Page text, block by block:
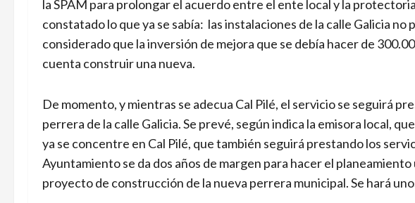
la SPAM para prolongar el acuerdo entre el ente local y la
constatado lo que ya se sabía: las instalaciones de la calle Galicia no
considerado que la inversión de mejora que se debía hacer de
cuenta construir una nueva.
De momento, y mientras se adecua Cal Pilé, el servicio se seguirá
perrera de la calle Galicia. Se prevé, según indica la emisora local,
ya se concentre en Cal Pilé, que también seguirá prestando los
Ayuntamiento se da dos años de margen para hacer el
proyecto de construcción de la nueva perrera municipal. Se hará